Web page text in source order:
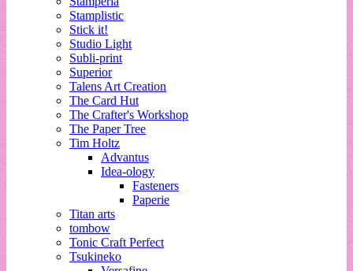
Stamplistic
Stick it!
Studio Light
Subli-print
Superior
Talens Art Creation
The Card Hut
The Crafter's Workshop
The Paper Tree
Tim Holtz
Advantus
Idea-ology
Fasteners
Paperie
Titan arts
tombow
Tonic Craft Perfect
Tsukineko